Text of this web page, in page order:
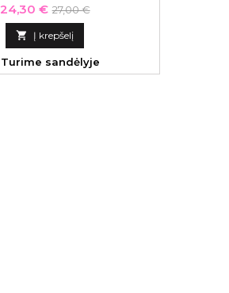
Kaina
24,30 € Bazinė
kaina
27,00 €
 Į krepšelį
Turime sandėlyje